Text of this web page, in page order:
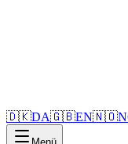
🇩🇰DA🇬🇧EN🇳🇴